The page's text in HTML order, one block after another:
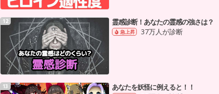
12 霊感診断！あなたの霊感の強さは？
急上昇 37万人が診断
13 あなたを妖怪に例えると！！